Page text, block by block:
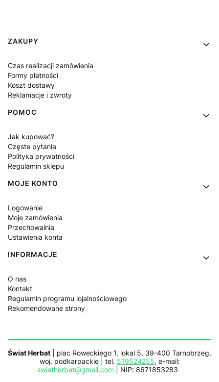
Linki w stopce
ZAKUPY
Czas realizacji zamówienia
Formy płatności
Koszt dostawy
Reklamacje i zwroty
POMOC
Jak kupować?
Częste pytania
Polityka prywatności
Regulamin sklepu
MOJE KONTO
Logowanie
Moje zamówienia
Przechowalnia
Ustawienia konta
INFORMACJE
O nas
Kontakt
Regulamin programu lojalnościowego
Rekomendowane strony
Świat Herbat | plac Roweckiego 1, lokal 5, 39-400 Tarnobrzeg,
woj. podkarpackie | tel. 519524255, e-mail:
swiatherbat@gmail.com | NIP: 8671853283